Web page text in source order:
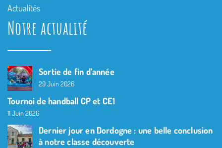
Actualités
Notre actualité
Sortie de fin d’année
29 Juin 2026
Tournoi de handball CP et CE1
11 Juin 2026
Dernier jour en Dordogne : une belle conclusion
à notre classe découverte